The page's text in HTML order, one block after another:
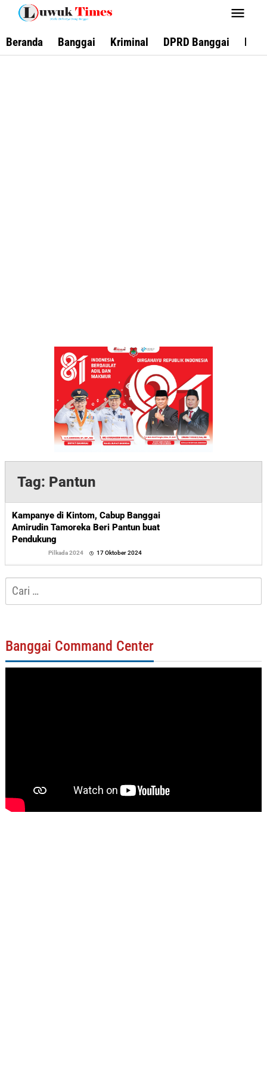
Lewati
konten
Beranda Banggai Kriminal DPRD Banggai
Tag: Pantun
Kampanye di Kintom, Cabup Banggai
Amirudin Tamoreka Beri Pantun buat
Pendukung
Pilkada 2024 17 Oktober 2024
Cari
untuk:
Banggai Command Center